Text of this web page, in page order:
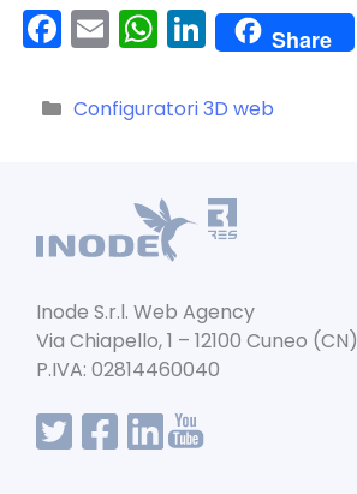
F
c
o
o
k
E
ai
W
a
p
p
Li
n
k
n
Share
Categorie
Configuratori 3D web
Inode S.r.l. Web Agency
Via Chiapello, 1 – 12100 Cuneo (CN)
P.IVA: 02814460040